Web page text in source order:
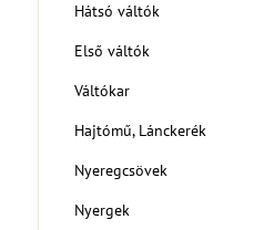
Hátsó váltók
Első váltók
Váltókar
Hajtómű, Lánckerék
Nyeregcsövek
Nyergek